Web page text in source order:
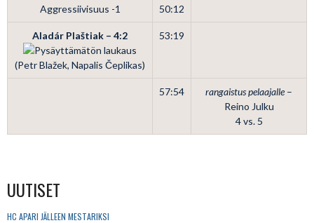
Aggressiivisuus -1 50:12
Aladár Plaštiak – 4:2
(Petr Blažek, Napalis Čeplikas)
53:19
57:54 rangaistus pelaajalle–
Reino Julku
4 vs. 5
UUTISET
HC APARI JÄLLEEN MESTARIKSI